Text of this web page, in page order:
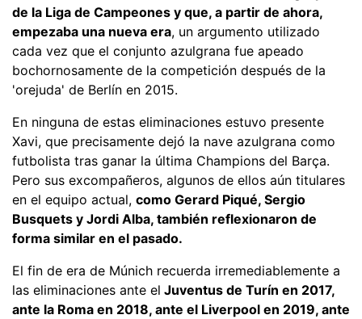
de la Liga de Campeones y que, a partir de ahora,
empezaba una nueva era, un argumento utilizado
cada vez que el conjunto azulgrana fue apeado
bochornosamente de la competición después de la
'orejuda' de Berlín en 2015.
En ninguna de estas eliminaciones estuvo presente
Xavi, que precisamente dejó la nave azulgrana como
futbolista tras ganar la última Champions del Barça.
Pero sus excompañeros, algunos de ellos aún titulares
en el equipo actual, como Gerard Piqué, Sergio
Busquets y Jordi Alba, también reflexionaron de
forma similar en el pasado.
El fin de era de Múnich recuerda irremediablemente a
las eliminaciones ante el Juventus de Turín en 2017,
ante la Roma en 2018, ante el Liverpool en 2019, ante